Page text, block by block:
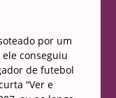
por um
conseguiu
de futebol
“Ver e